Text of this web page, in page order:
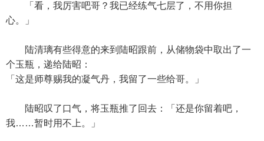
「看，我厉害吧哥？我已经练气七层了，不用你担
心。」
陆清璃有些得意的来到陆昭跟前，从储物袋中取出了一
个玉瓶，递给陆昭：
「这是师尊赐我的凝气丹，我留了一些给哥。」
陆昭叹了口气，将玉瓶推了回去：「还是你留着吧，
我……暂时用不上。」